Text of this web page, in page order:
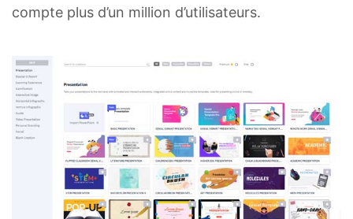
compte plus d’un million d’utilisateurs.